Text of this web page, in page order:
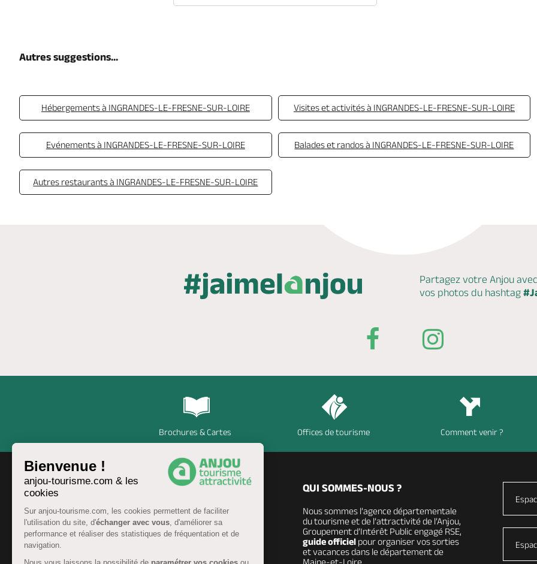
Bienvenue !
anjou-tourisme.com & les
cookies
Sur anjou-tourisme.com, les cookies permettent de faciliter
l'utilisation du site, d'échanger avec vous, d'améliorer sa
performance et réaliser des statistiques de fréquentation et de
navigation.
Autres suggestions...
Hébergements à INGRANDES-LE-FRESNE-SUR-LOIRE Visites et activités à INGRANDES-LE-FRESNE-SUR-LOIRE
Evénements à INGRANDES-LE-FRESNE-SUR-LOIRE Balades et randos à INGRANDES-LE-FRESNE-SUR-LOIRE
Autres restaurants à INGRANDES-LE-FRESNE-SUR-LOIRE
Partagez votre Anjou
vos photos du hashtag
Brochures & Cartes Offices de tourisme Comment venir ?
QUI SOMMES-NOUS ?
Nous sommes l’agence départementale
du tourisme et de l’attractivité de l’Anjou,
Groupement d’Intérêt Public engagé RSE,
guide officielpour organiser vos sorties
et vacances dans le département de
Maine-et-Loire.